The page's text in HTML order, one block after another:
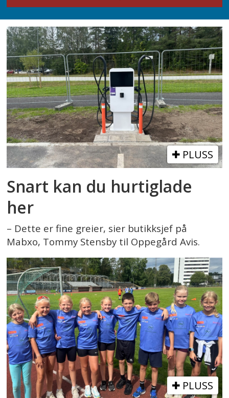
PLUSS
Snart kan du hurtiglade
her
– Dette er fine greier, sier butikksjef på
Mabxo, Tommy Stensby til Oppegård Avis.
PLUSS